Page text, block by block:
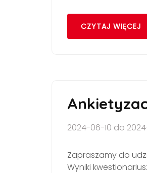
CZYTAJ WIĘCEJ
2024-06-10 do
Zapraszamy do
Wyniki